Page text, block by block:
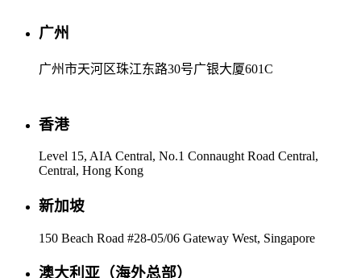
广州
广州市天河区珠江东路30号广银大厦601C
香港
Level 15, AIA Central, No.1 Connaught Road Central,
Central, Hong Kong
新加坡
150 Beach Road #28-05/06 Gateway West, Singapore
澳大利亚（海外总部）